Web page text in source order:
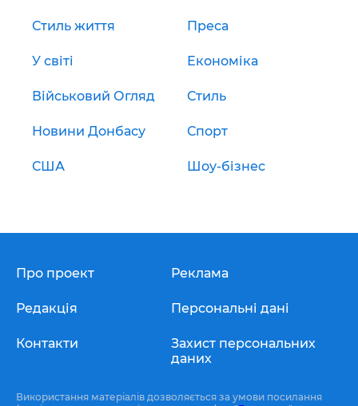
Стиль життя Преса
У світі Економіка
Військовий Огляд Стиль
Новини Донбасу Спорт
США Шоу-бізнес
Про проект
Редакція
Контакти
Реклама
Персональні дані
Захист персональних
даних
Використання матеріалів дозволяється за умови посилання